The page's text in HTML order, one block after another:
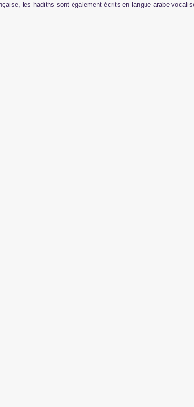
les hadiths sont également écrits en langue arabe